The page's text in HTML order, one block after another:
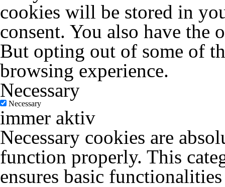
cookies will be stored in
consent. You also have the
But opting out of some of
browsing experience.
Necessary
Necessary
immer aktiv
Necessary cookies are
function properly. This
ensures basic